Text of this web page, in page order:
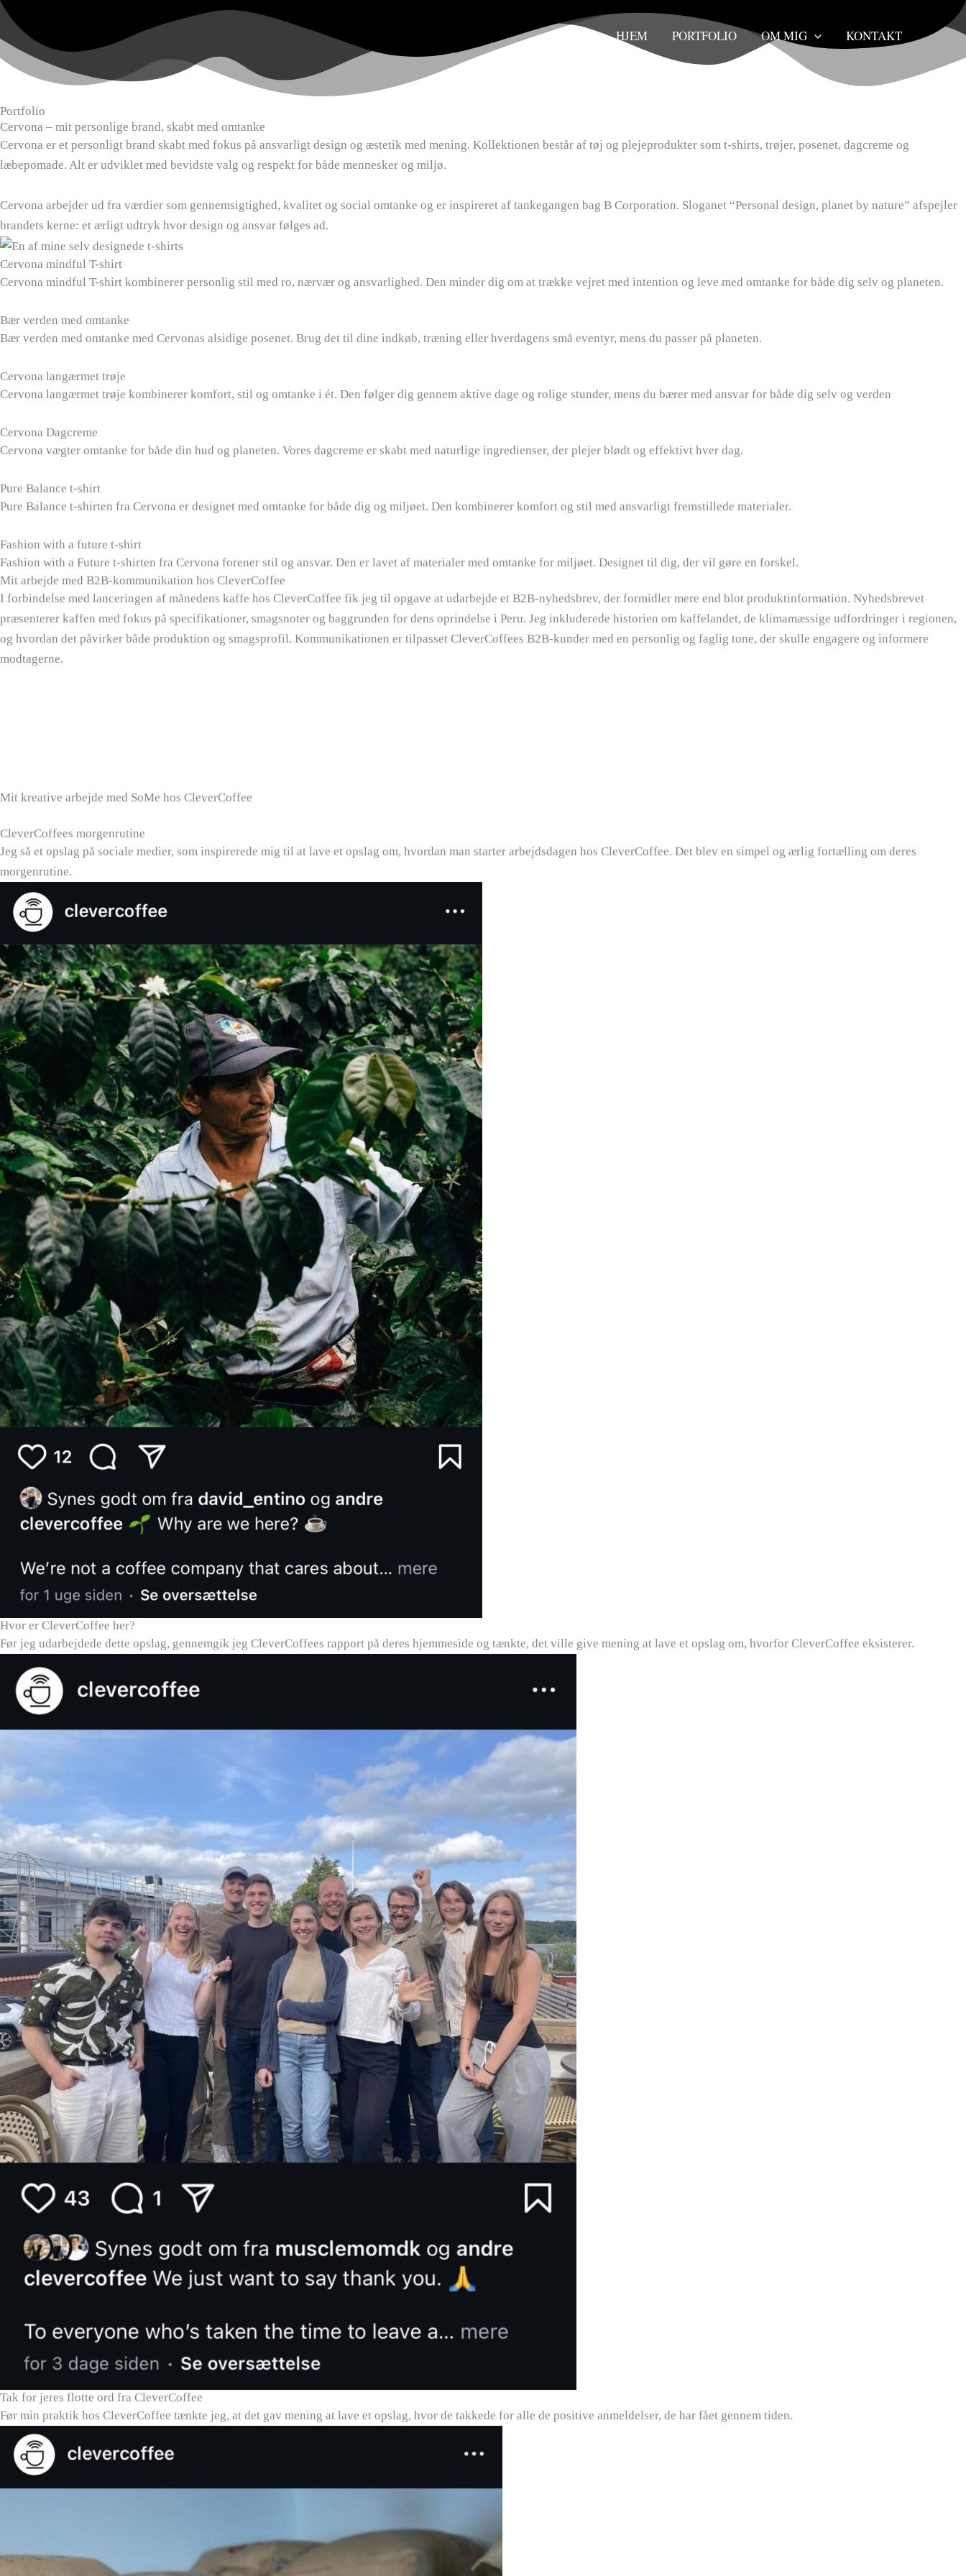
Skip
content
HJEM PORTFOLIO OM MIG KONTAKT
Portfolio
Cervona – mit personlige brand, skabt med omtanke
Cervona er et personligt brand skabt med fokus på ansvarligt design og æstetik med mening. Kollektionen består af tøj og plejeprodukter som t-shirts, trøjer, posenet, dagcreme og
læbepomade. Alt er udviklet med bevidste valg og respekt for både mennesker og miljø.
Cervona arbejder ud fra værdier som gennemsigtighed, kvalitet og social omtanke og er inspireret af tankegangen bag B Corporation. Sloganet “Personal design, planet by nature” afspejler
brandets kerne: et ærligt udtryk hvor design og ansvar følges ad.
Cervona mindful T-shirt
Cervona mindful T-shirt kombinerer personlig stil med ro, nærvær og ansvarlighed. Den minder dig om at trække vejret med intention og leve med omtanke for både dig selv og planeten.
Bær verden med omtanke
Bær verden med omtanke med Cervonas alsidige posenet. Brug det til dine indkøb, træning eller hverdagens små eventyr, mens du passer på planeten.
Cervona langærmet trøje
Cervona langærmet trøje kombinerer komfort, stil og omtanke i ét. Den følger dig gennem aktive dage og rolige stunder, mens du bærer med ansvar for både dig selv og verden
Cervona Dagcreme
Cervona vægter omtanke for både din hud og planeten. Vores dagcreme er skabt med naturlige ingredienser, der plejer blødt og effektivt hver dag.
Pure Balance t-shirt
Pure Balance t-shirten fra Cervona er designet med omtanke for både dig og miljøet. Den kombinerer komfort og stil med ansvarligt fremstillede materialer.
Fashion with a future t-shirt
Fashion with a Future t-shirten fra Cervona forener stil og ansvar. Den er lavet af materialer med omtanke for miljøet. Designet til dig, der vil gøre en forskel.
Mit arbejde med B2B-kommunikation hos CleverCoffee
I forbindelse med lanceringen af månedens kaffe hos CleverCoffee fik jeg til opgave at udarbejde et B2B-nyhedsbrev, der formidler mere end blot produktinformation. Nyhedsbrevet
præsenterer kaffen med fokus på specifikationer, smagsnoter og baggrunden for dens oprindelse i Peru. Jeg inkluderede historien om kaffelandet, de klimamæssige udfordringer i regionen,
og hvordan det påvirker både produktion og smagsprofil. Kommunikationen er tilpasset CleverCoffees B2B-kunder med en personlig og faglig tone, der skulle engagere og informere
modtagerne.
Mit kreative arbejde med SoMe hos CleverCoffee
CleverCoffees morgenrutine
Jeg så et opslag på sociale medier, som inspirerede mig til at lave et opslag om, hvordan man starter arbejdsdagen hos CleverCoffee. Det blev en simpel og ærlig fortælling om deres
morgenrutine.
Hvor er CleverCoffee her?
Før jeg udarbejdede dette opslag, gennemgik jeg CleverCoffees rapport på deres hjemmeside og tænkte, det ville give mening at lave et opslag om, hvorfor CleverCoffee eksisterer.
Tak for jeres flotte ord fra CleverCoffee
Før min praktik hos CleverCoffee tænkte jeg, at det gav mening at lave et opslag, hvor de takkede for alle de positive anmeldelser, de har fået gennem tiden.